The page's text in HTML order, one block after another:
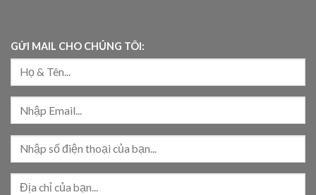
GỬI MAIL CHO CHÚNG TÔI: